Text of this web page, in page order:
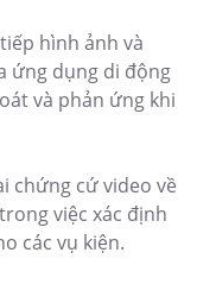
hình ảnh và
ứng dụng di động
và phản ứng khi
chứng cứ video về
việc xác định
các vụ kiện.